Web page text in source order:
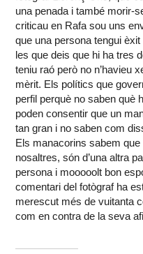
una penada i també morir-
criticau en Rafa sou uns
que una persona tengui
les que deis que hi ha tres
teniu raó però no n’havieu
mèrit. Els polítics que
perfil perquè no saben què
poden consentir que un
tan gran i no saben com
Els manacorins sabem
nosaltres, són d’una altra
persona i mooooolt bon
comentari del fotògraf ha
merescut més de vuitanta
com en contra de la seva